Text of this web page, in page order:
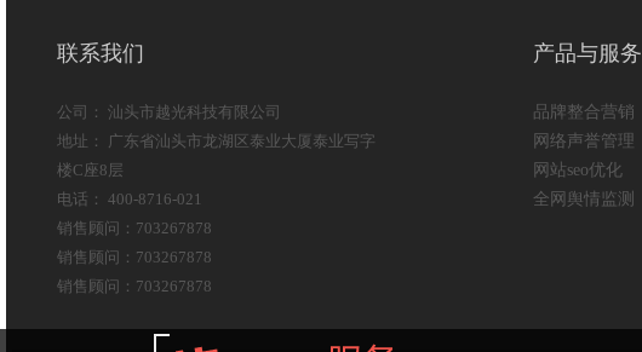
联系我们
公司： 汕头市越光科技有限公司
地址： 广东省汕头市龙湖区泰业大厦泰业写字
楼C座8层
电话： 400-8716-021
销售顾问：703267878
销售顾问：703267878
销售顾问：703267878
产品与服务
品牌整合营销
网络声誉管理
网站seo优化
全网舆情监测